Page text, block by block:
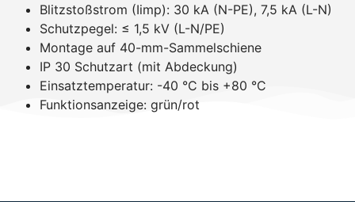
Blitzstoßstrom (Iimp): 30 kA (N-PE), 7,5 kA (L-N)
Schutzpegel: ≤ 1,5 kV (L-N/PE)
Montage auf 40-mm-Sammelschiene
IP 30 Schutzart (mit Abdeckung)
Einsatztemperatur: -40 °C bis +80 °C
Funktionsanzeige: grün/rot